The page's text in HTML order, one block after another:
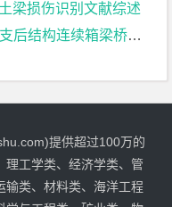
梁损伤识别文献综述
梁桥部分结构设计文献综述
提供超过100万的
理工学类、经济学类、管
输类、材料类、海洋工程